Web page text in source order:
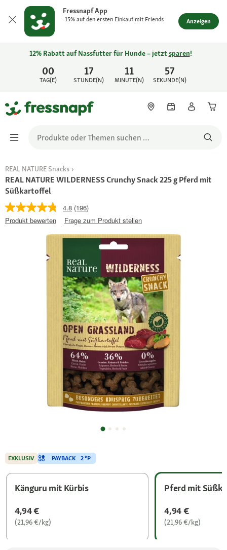
Fressnapf App
-15% auf den ersten Einkauf mit Friends Anzeigen
00
TAG(E)
17
STUNDE(N)
11
MINUTE(N)
57
SEKUNDE(N)
12% Rabatt auf Nassfutter für Hunde – jetztsparen!
REAL NATURE Snacks
REAL NATURE WILDERNESS Crunchy Snack 225 g Pferd mit
Süßkartoffel
4.8 (196)
Produkt bewerten
Frage zum Produkt stellen
Känguru mit Kürbis
4,94 €
(21,96 €/kg)
Pferd mit
4,94 €
(21,96 €/kg)
EXKLUSIV PAYBACK 2 °P